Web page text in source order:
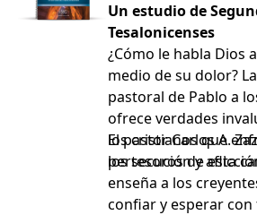
Un estudio de
Tesalonicenses
¿Cómo le habla Dios
medio de su dolor?
pastoral de Pablo a
ofrece verdades
los cristianos que
persecución y
El pastor Carlos A.
los tesoros de esta
enseña a los
confiar y esperar